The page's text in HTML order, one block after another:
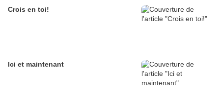
Crois en toi!
Ici et maintenant